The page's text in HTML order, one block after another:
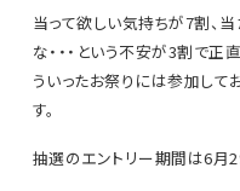
当って欲しい気持ちが7割、
な・・・という不安が3割で
ういったお祭りには参加して
す。
抽選のエントリー期間は6月